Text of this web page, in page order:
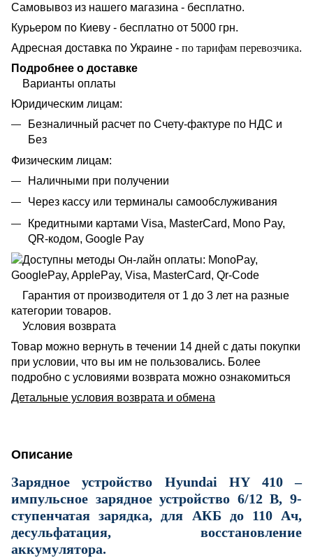
Самовывоз из нашего магазина - бесплатно.
Курьером по Киеву - бесплатно от 5000 грн.
Адресная доставка по Украине - по тарифам перевозчика.
Подробнее о доставке
Варианты оплаты
Юридическим лицам:
Безналичный расчет по Счету-фактуре по НДС и
Без
Физическим лицам:
Наличными при получении
Через кассу или терминалы самообслуживания
Кредитными картами Visa, MasterCard, Mono Pay,
QR-кодом, Google Pay
Гарантия от производителя от 1 до 3 лет на разные
категории товаров.
Условия возврата
Товар можно вернуть в течении 14 дней с даты покупки
при условии, что вы им не пользовались. Более
подробно с условиями возврата можно ознакомиться
Детальные условия возврата и обмена
Описание
Зарядное устройство Hyundai HY 410 –
импульсное зарядное устройство 6/12 В, 9-
ступенчатая зарядка, для АКБ до 110 Ач,
десульфатация, восстановление
аккумулятора.